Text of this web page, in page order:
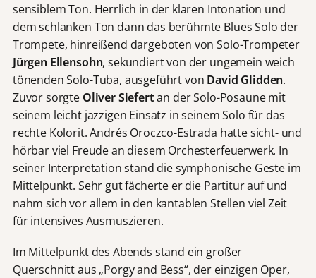
sensiblem Ton. Herrlich in der klaren Intonation und
dem schlanken Ton dann das berühmte Blues Solo der
Trompete, hinreißend dargeboten von Solo-Trompeter
Jürgen Ellensohn, sekundiert von der ungemein weich
tönenden Solo-Tuba, ausgeführt von David Glidden.
Zuvor sorgte Oliver Siefertan der Solo-Posaune mit
seinem leicht jazzigen Einsatz in seinem Solo für das
rechte Kolorit. Andrés Oroczco-Estrada hatte sicht- und
hörbar viel Freude an diesem Orchesterfeuerwerk. In
seiner Interpretation stand die symphonische Geste im
Mittelpunkt. Sehr gut fächerte er die Partitur auf und
nahm sich vor allem in den kantablen Stellen viel Zeit
für intensives Ausmuszieren.
Im Mittelpunkt des Abends stand ein großer
Querschnitt aus „Porgy and Bess“, der einzigen Oper,